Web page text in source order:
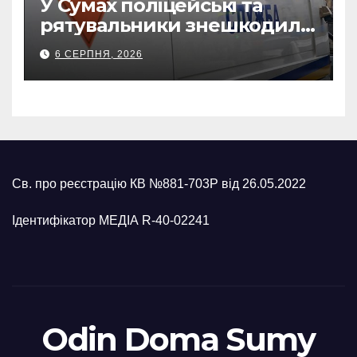
У Сумах поліцейські та
рятувальники знешкодили
500-кілограмову авіабомбу
росіян
6 СЕРПНЯ, 2026
Св. про реєстрацію КВ №881-703Р від 26.05.2022
Ідентифікатор МЕДІА R-40-02241
Odin Doma Sumy